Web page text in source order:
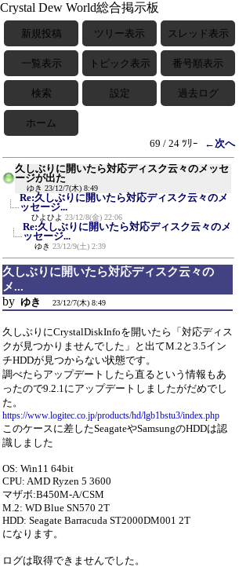
Crystal Dew World総合掲示板
新規投稿 ツリー表示 スレッド表示
一覧表示 トピック表示 番号順表示
検索 設定 過去ログ
ホーム
69 / 24 ﾂﾘｰ
←次へ
久しぶりに開いたら対応ディスク云々のメッセ
ージが出た
ゆき 23/12/7(木) 8:49
Re:久しぶりに開いたら対応ディスク云々のメ
ッセージ...
ひよひよ 23/12/8(金) 22:06
Re:久しぶりに開いたら対応ディスク云々のメ
ッセージ...
ゆき 23/12/9(土) 2:39
久しぶりに開いたら対応ディスク云々の
メ...
by ゆき 23/12/7(木) 8:49
久しぶりにCrystalDiskInfoを開いたら「対応ディス
クが見つかりませんでした」と出てM.2と3.5イン
チHDDが見つからない状態です。
調べたらアップデートしたら直るという情報もあ
ったので9.2.1にアップデートしましたがだめでし
た。
https://www.logitec.co.jp/products/hd/lgb1bstu3/index.php
このケースに差したSeagateやSamsungのHDDは認
識しました
OS: Win11 64bit
CPU: AMD Ryzen 5 3600
マザボ:B450M-A/CSM
M.2: WD Blue SN570 2T
HDD: Seagate Barracuda ST2000DM001 2T
になります。
ログは取得できませんでした。